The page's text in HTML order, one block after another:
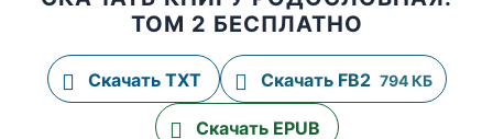
ТОМ 2 БЕСПЛАТНО
Скачать TXT Скачать FB2 794 КБ
Скачать EPUB